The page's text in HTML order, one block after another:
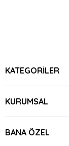
KATEGORİLER
KURUMSAL
BANA ÖZEL